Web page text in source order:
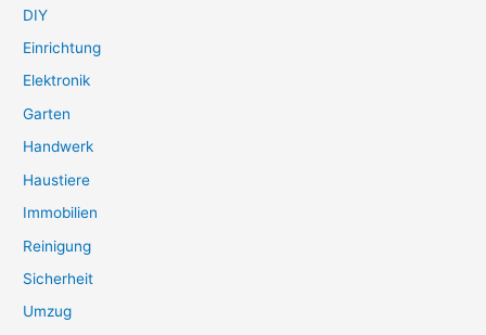
DIY
Einrichtung
Elektronik
Garten
Handwerk
Haustiere
Immobilien
Reinigung
Sicherheit
Umzug